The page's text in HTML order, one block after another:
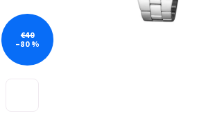
€40
–80 %